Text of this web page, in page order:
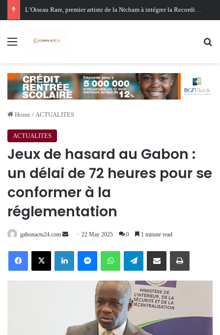
Oligui Nguema au Ghana : Libreville mise sur Accra pour renforcer sa stratégie diplomatique et économique
Menu
Home / ACTUALITES
ACTUALITES
Jeux de hasard au Gabon :
un délai de 72 heures pour se
conformer à la
réglementation
gabonactu24.com
Send 22 May 2025 0 1 minute read
FacebookX LinkedInMessengerWhatsAppTelegramShare via Email Print